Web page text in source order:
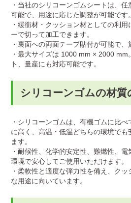
・当社のシリコーンゴムシートは、
可能で、用途に応じた調整が可能です。
・緩衝材・クッション材としての利
ーで切って加工できます。
・裏面への両面テープ貼付が可能で、
・最大サイズは 1000 mm × 2000 mm
ト、量産にも対応可能です。
シリコーンゴムの材質
・シリコーンゴムは、有機ゴムに比
に高く、高温・低温どちらの環境でも
ます。
・耐候性、化学的安定性、難燃性、
環境で安心してご使用いただけます。
・柔軟性と適度な弾力性を備え、ク
な用途に向いています。